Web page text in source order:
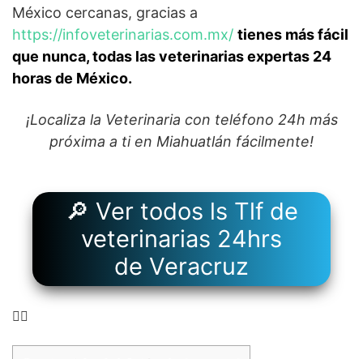
México cercanas, gracias a
https://infoveterinarias.com.mx/ tienes más fácil
que nunca, todas las veterinarias expertas 24
horas de México.
¡Localiza la Veterinaria con teléfono 24h más
próxima a ti en Miahuatlán fácilmente!
🔎 Ver todos ls Tlf de
veterinarias 24hrs
de Veracruz
👉🏻